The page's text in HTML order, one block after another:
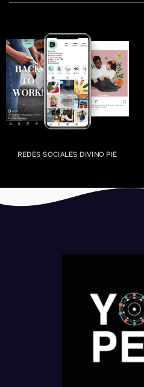
REDES SOCIALES DIVINO PIE